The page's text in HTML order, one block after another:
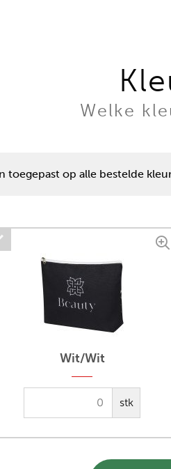
Welke
toegepast op alle bestelde
Wit/Wit
stk